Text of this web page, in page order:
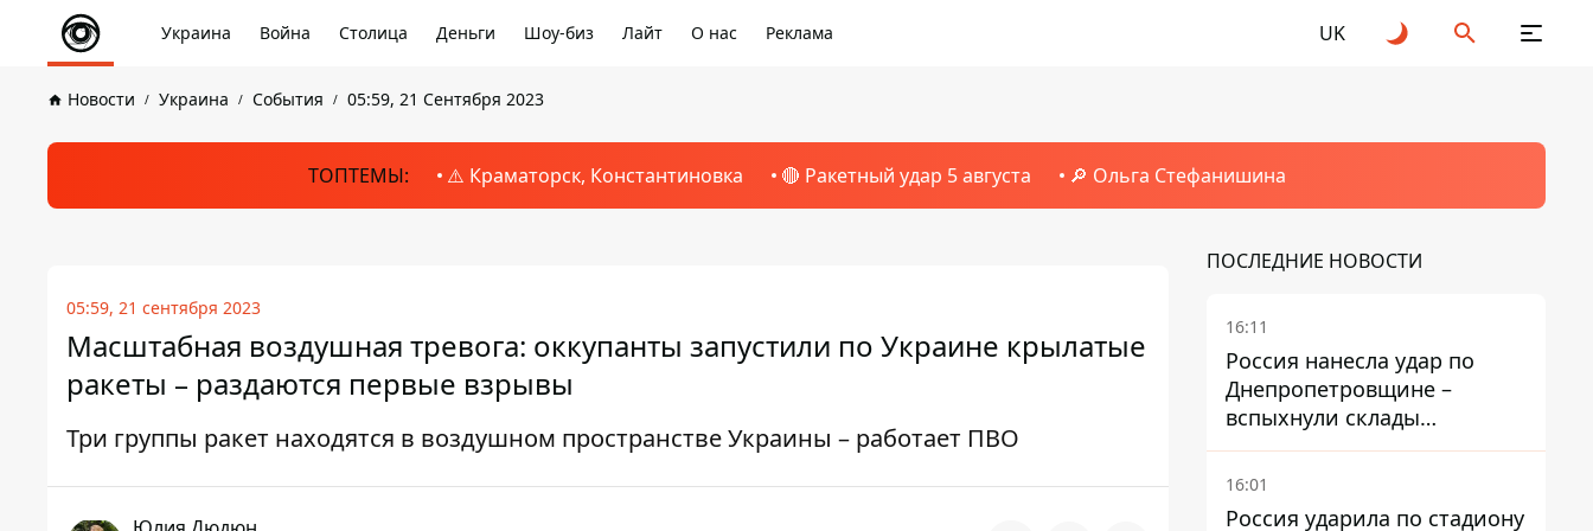
Украина Война Столица Деньги Шоу-биз Лайт О нас Реклама UK
Новости Украина События 05:59, 21 Сентября 2023
ТОПТЕМЫ: ⚠️ Краматорск, Константиновка 🔴 Ракетный удар 5 августа 🔎 Ольга Стефанишина
05:59, 21 сентября 2023
Масштабная воздушная тревога: оккупанты запустили по Украине крылатые
ракеты – раздаются первые взрывы
Три группы ракет находятся в воздушном пространстве Украины – работает ПВО
ПОСЛЕДНИЕ НОВОСТИ
16:11
Россия нанесла удар по
Днепропетровщине –
вспыхнули склады
логистической компании
16:01
Россия ударила по стадиону